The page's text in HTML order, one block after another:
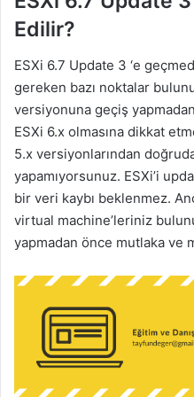
Edilir?
ESXi 6.7 Update 3 ‘e
gereken bazı noktalar
versiyonuna geçiş
ESXi 6.x olmasına dikkat
5.x versiyonlarından
yapamıyorsunuz. ESXi’i
bir veri kaybı beklenmez.
virtual machine’leriniz
yapmadan önce mutlaka ve